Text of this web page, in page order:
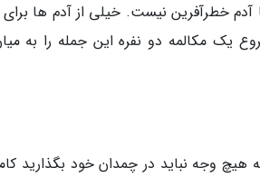
آدم خطرآفرین نیست. خیلی از آدم ها برای
یک مکالمه دو نفره این جمله را به
هیچ وجه نباید در چمدان خود بگذارید